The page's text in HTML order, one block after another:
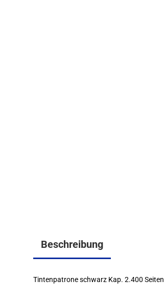
Beschreibung
Tintenpatrone schwarz Kap. 2.400 Seiten